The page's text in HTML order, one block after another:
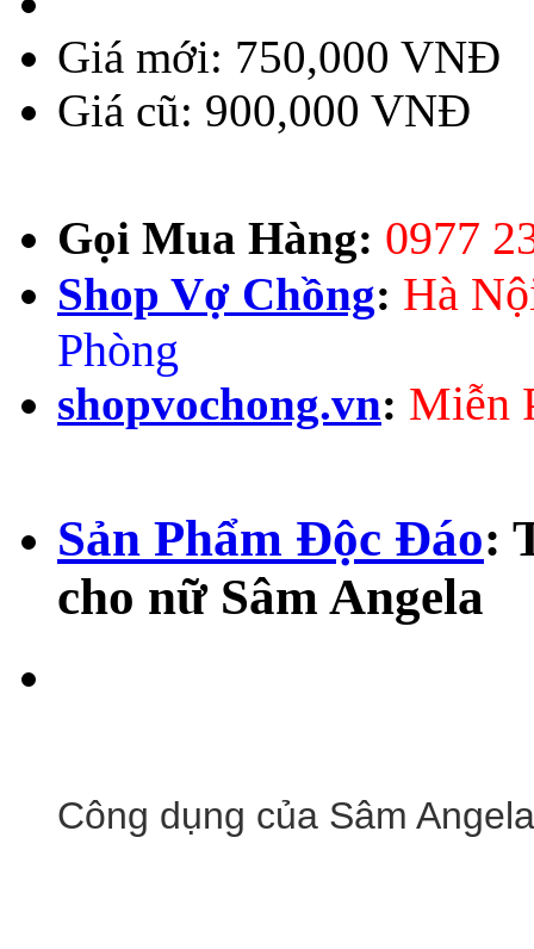
Giá mới: 750,000 VNĐ
Giá cũ: 900,000 VNĐ
Gọi Mua Hàng: 0977
Shop Vợ Chồng: Hà
Phòng
shopvochong.vn: Miễn
Sản Phẩm Độc Đáo:
cho nữ Sâm Angela
Công dụng của Sâm Angela